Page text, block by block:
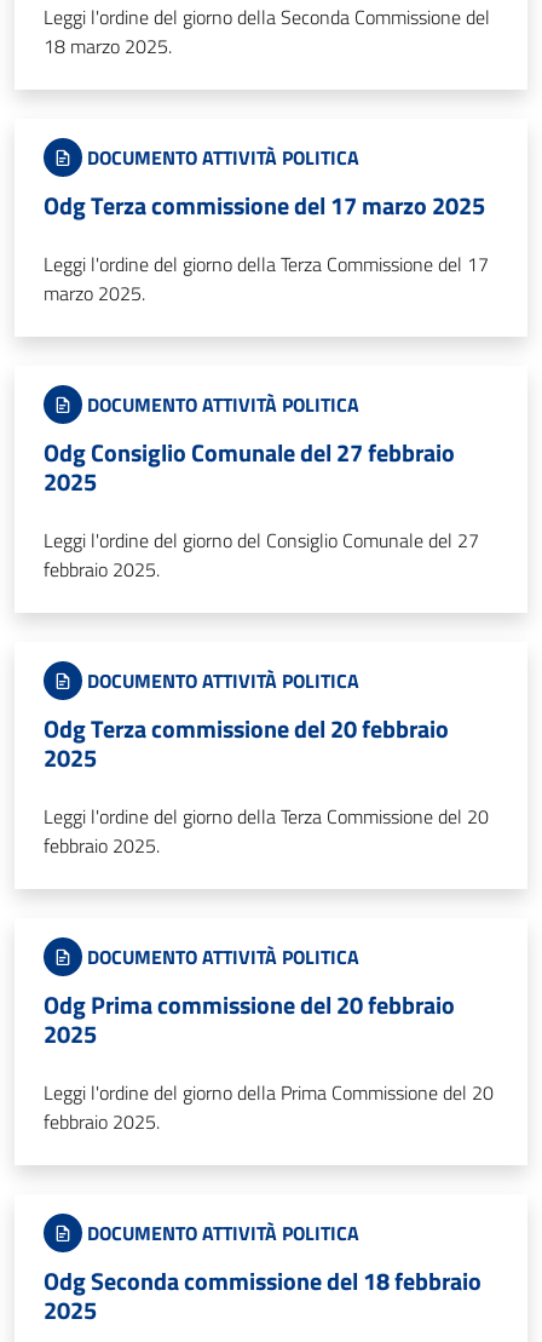
Leggi l'ordine del giorno della Seconda Commissione del
18 marzo 2025.
DOCUMENTO ATTIVITÀ POLITICA
Odg Terza commissione del 17 marzo 2025
Leggi l'ordine del giorno della Terza Commissione del 17
marzo 2025.
DOCUMENTO ATTIVITÀ POLITICA
Odg Consiglio Comunale del 27 febbraio
2025
Leggi l'ordine del giorno del Consiglio Comunale del 27
febbraio 2025.
DOCUMENTO ATTIVITÀ POLITICA
Odg Terza commissione del 20 febbraio
2025
Leggi l'ordine del giorno della Terza Commissione del 20
febbraio 2025.
DOCUMENTO ATTIVITÀ POLITICA
Odg Prima commissione del 20 febbraio
2025
Leggi l'ordine del giorno della Prima Commissione del 20
febbraio 2025.
DOCUMENTO ATTIVITÀ POLITICA
Odg Seconda commissione del 18 febbraio
2025